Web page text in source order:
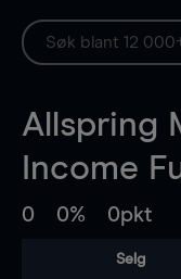
Allspring
Income
0 0% 0pkt
Selg